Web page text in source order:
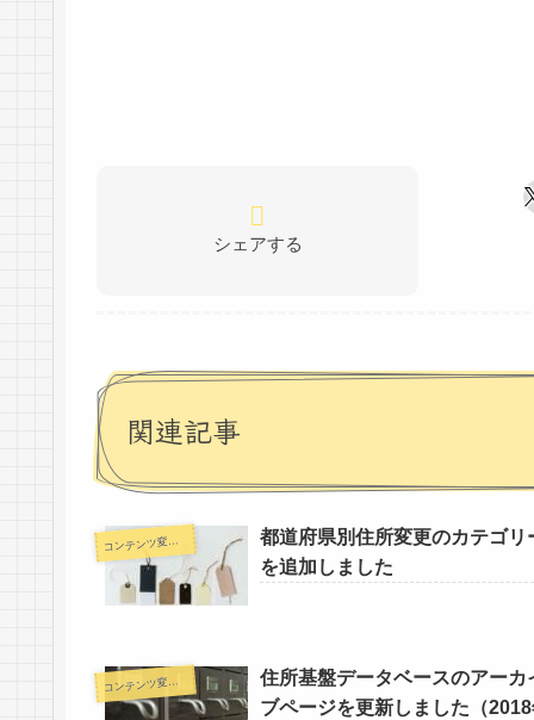
シェアする
関連記事
コ
ンテンツ変更情報
都道府県別住所変更のカテゴリ
を追加しました
コ
ンテンツ変更情報
住所基盤データベースのアーカ
ブページを更新しました（